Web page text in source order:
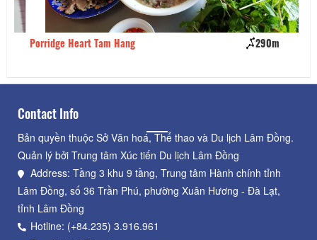
Porridge Heart Tam Hang 290m
Contact Info
Bản quyền thuộc Sở Văn hoá, Thể thao và Du lịch Lâm Đồng.
Quản lý bởi Trung tâm Xúc tiến Du lịch Lâm Đồng
Address: Tầng 3 khu 9 tầng, Trung tâm Hành chính tỉnh
Lâm Đồng, số 36 Trần Phú, phường Xuân Hương - Đà Lạt,
tỉnh Lâm Đồng
Hotline: (+84.235) 3.916.961